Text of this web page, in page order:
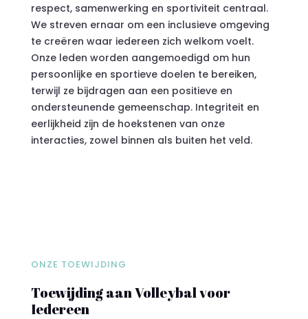
respect, samenwerking en sportiviteit centraal.
We streven ernaar om een inclusieve omgeving
te creëren waar iedereen zich welkom voelt.
Onze leden worden aangemoedigd om hun
persoonlijke en sportieve doelen te bereiken,
terwijl ze bijdragen aan een positieve en
ondersteunende gemeenschap. Integriteit en
eerlijkheid zijn de hoekstenen van onze
interacties, zowel binnen als buiten het veld.
ONZE TOEWIJDING
Toewijding aan Volleybal voor
Iedereen